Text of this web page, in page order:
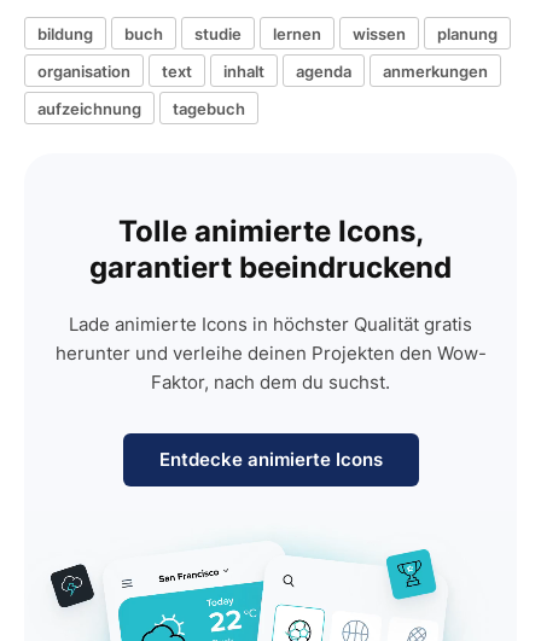
bildung buch studie lernen wissen
planung
organisation
text inhalt agenda
anmerkungen
aufzeichnung
tagebuch
Tolle animierte Icons,
garantiert beeindruckend
Lade animierte Icons in höchster Qualität gratis
herunter und verleihe deinen Projekten den Wow-
Faktor, nach dem du suchst.
Entdecke animierte Icons